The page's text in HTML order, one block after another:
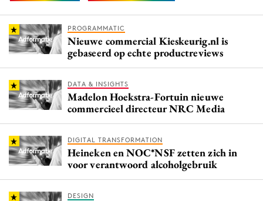
PROGRAMMATIC
Nieuwe commercial Kieskeurig.nl is
gebaseerd op echte productreviews
DATA & INSIGHTS
Madelon Hoekstra-Fortuin nieuwe
commercieel directeur NRC Media
DIGITAL TRANSFORMATION
Heineken en NOC*NSF zetten zich in
voor verantwoord alcoholgebruik
DESIGN